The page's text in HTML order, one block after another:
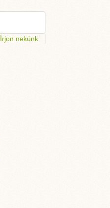
Írjon nekünk